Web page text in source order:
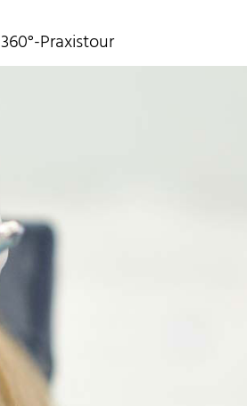
360°-Praxistour